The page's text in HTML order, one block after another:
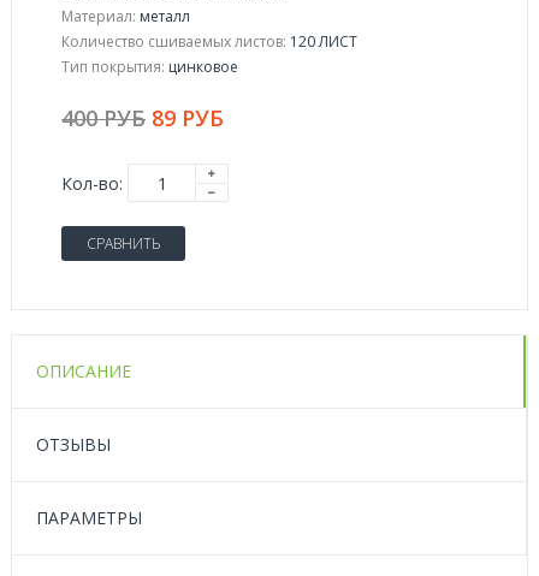
Материал: металл
Количество сшиваемых листов: 120 ЛИСТ
Тип покрытия: цинковое
400 РУБ 89 РУБ
Кол-во:
СРАВНИТЬ
ОПИСАНИЕ
ОТЗЫВЫ
ПАРАМЕТРЫ